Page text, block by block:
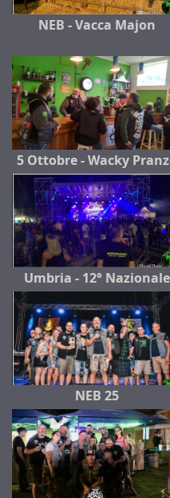
NEB - Vacca Majon
5 Ottobre - Wacky
Umbria - 12° Nazionale
NEB 25